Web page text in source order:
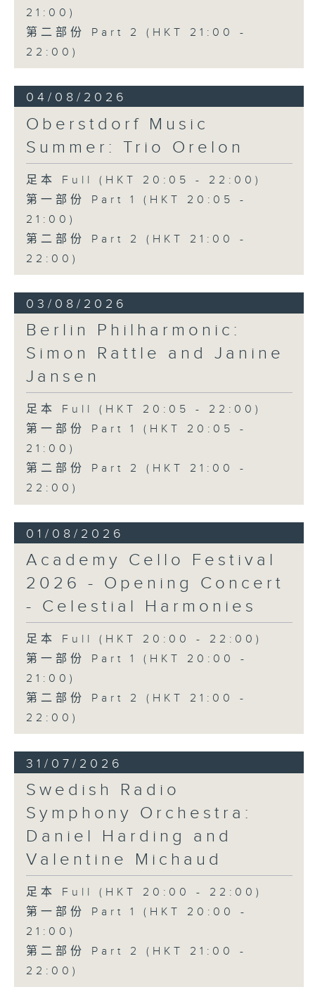
21:00)
第二部份 Part 2 (HKT 21:00 -
22:00)
04/08/2026
Oberstdorf Music
Summer: Trio Orelon
足本 Full (HKT 20:05 - 22:00)
第一部份 Part 1 (HKT 20:05 -
21:00)
第二部份 Part 2 (HKT 21:00 -
22:00)
03/08/2026
Berlin Philharmonic:
Simon Rattle and Janine
Jansen
足本 Full (HKT 20:05 - 22:00)
第一部份 Part 1 (HKT 20:05 -
21:00)
第二部份 Part 2 (HKT 21:00 -
22:00)
01/08/2026
Academy Cello Festival
2026 - Opening Concert
- Celestial Harmonies
足本 Full (HKT 20:00 - 22:00)
第一部份 Part 1 (HKT 20:00 -
21:00)
第二部份 Part 2 (HKT 21:00 -
22:00)
31/07/2026
Swedish Radio
Symphony Orchestra:
Daniel Harding and
Valentine Michaud
足本 Full (HKT 20:00 - 22:00)
第一部份 Part 1 (HKT 20:00 -
21:00)
第二部份 Part 2 (HKT 21:00 -
22:00)